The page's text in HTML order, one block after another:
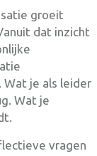
groeit
dat inzicht
Wat je als leider
Wat je
vragen